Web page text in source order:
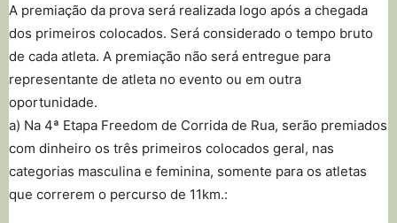
A premiação da prova será realizada logo após a chegada
dos primeiros colocados. Será considerado o tempo bruto
de cada atleta. A premiação não será entregue para
representante de atleta no evento ou em outra
oportunidade.
a) Na 4ª Etapa Freedom de Corrida de Rua, serão premiados
com dinheiro os três primeiros colocados geral, nas
categorias masculina e feminina, somente para os atletas
que correrem o percurso de 11km.: